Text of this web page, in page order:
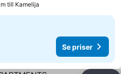
till Kamelija
Se priser